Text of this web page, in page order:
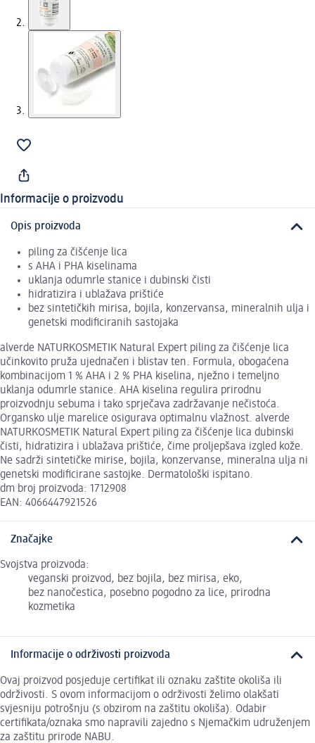
Informacije o proizvodu
Opis proizvoda
piling za čišćenje lica
s AHA i PHA kiselinama
uklanja odumrle stanice i dubinski čisti
hidratizira i ublažava prištiće
bez sintetičkih mirisa, bojila, konzervansa, mineralnih ulja i
genetski modificiranih sastojaka
alverde NATURKOSMETIK Natural Expert piling za čišćenje lica
učinkovito pruža ujednačen i blistav ten. Formula, obogaćena
kombinacijom 1 % AHA i 2 % PHA kiselina, nježno i temeljno
uklanja odumrle stanice. AHA kiselina regulira prirodnu
proizvodnju sebuma i tako sprječava zadržavanje nečistoća.
Organsko ulje marelice osigurava optimalnu vlažnost. alverde
NATURKOSMETIK Natural Expert piling za čišćenje lica dubinski
čisti, hidratizira i ublažava prištiće, čime proljepšava izgled kože.
Ne sadrži sintetičke mirise, bojila, konzervanse, mineralna ulja ni
genetski modificirane sastojke. Dermatološki ispitano.
dm broj proizvoda: 1712908
EAN: 4066447921526
Značajke
Svojstva proizvoda:
veganski proizvod, bez bojila, bez mirisa, eko,
bez nanočestica, posebno pogodno za lice, prirodna
kozmetika
Informacije o održivosti proizvoda
Ovaj proizvod posjeduje certifikat ili oznaku zaštite okoliša ili
održivosti. S ovom informacijom o održivosti želimo olakšati
svjesniju potrošnju (s obzirom na zaštitu okoliša). Odabir
certifikata/oznaka smo napravili zajedno s Njemačkim udruženjem
za zaštitu prirode NABU.